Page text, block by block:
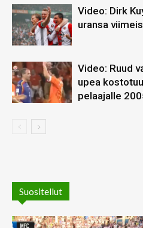
Video: Dirk
uransa
Video: Ruud
upea
pelaajalle
Suositellut